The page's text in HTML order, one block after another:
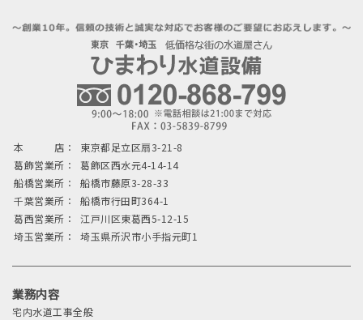
本 店：
東京都足立区扇3-21-8
葛飾営業所：
葛飾区西水元4-14-14
船橋営業所：
船橋市藤原3-28-33
千葉営業所：
船橋市行田町364-1
葛西営業所：
江戸川区東葛西5-12-15
埼玉営業所：
埼玉県所沢市小手指元町1
業務内容
宅内水道工事全般